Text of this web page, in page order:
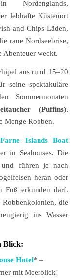
Nordenglands,
lebhafte Küstenort
and-Chips-Läden,
raue Nordseebrise,
Abenteuer weckt.
aus rund 15–20
seine spektakuläre
Sommermonaten
(Puffins),
Menge Robben.
Islands Boat
in Seahouses. Die
führen je nach
heran oder
Fuß erkunden darf.
Robbenkolonien, die
ins Wasser
Blick:
Hotel* –
mit Meerblick!